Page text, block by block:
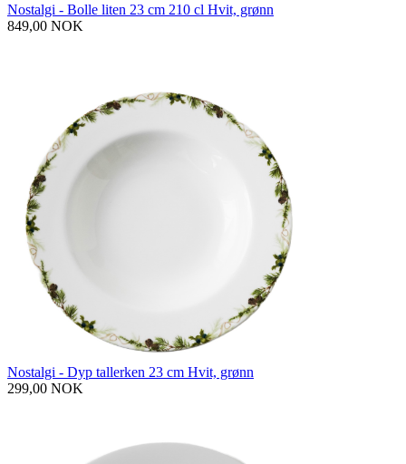
Nostalgi - Bolle liten 23 cm 210 cl Hvit, grønn
849,00 NOK
Nostalgi - Dyp tallerken 23 cm Hvit, grønn
299,00 NOK